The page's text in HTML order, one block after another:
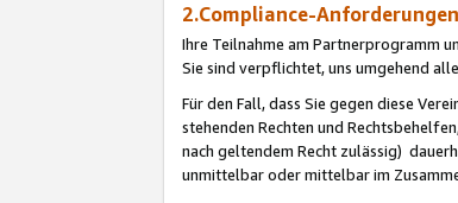
2.Compliance-
Ihre Teilnahme am Partnerprogramm
Sie sind verpflichtet, uns umgehend
Für den Fall, dass Sie gegen diese
stehenden Rechten und
nach geltendem Recht zulässig)
unmittelbar oder mittelbar im